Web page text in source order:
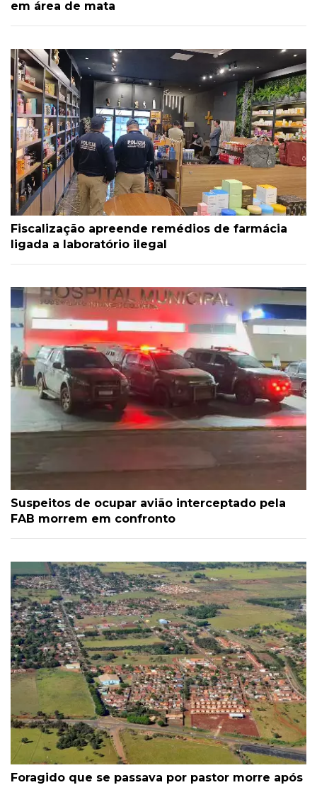
em área de mata
Fiscalização apreende remédios de farmácia
ligada a laboratório ilegal
Suspeitos de ocupar avião interceptado pela
FAB morrem em confronto
Foragido que se passava por pastor morre após